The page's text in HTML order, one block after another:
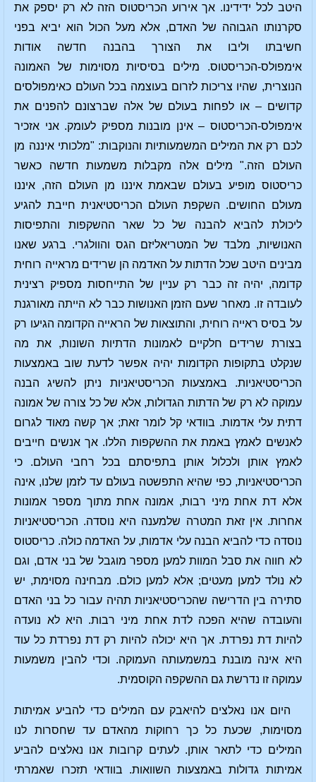
היטב לכל ידידינו. אך אירוע הכריסטוס הזה לא רק יספק את
סקרנותו הגבוהה של האדם, אלא מעל הכול הוא יביא בפני
חשיבתו וליבו את הצורך בהבנה חדשה אודות
אימפולס-הכריסטוס. מילים בסיסיות מסוימות של האמונה
הנוצרית, שהיו צריכות לזרום בעוצמה בכל העולם כאימפולסים
קדושים – או לפחות בעולם של אלה שברצונם להפנים את
אימפולס-הכריסטוס – אינן מובנות מספיק לעומק. אני אזכיר
לכם רק את המילים המשמעותיות והנוקבות: "מלכותי איננה מן
העולם הזה." מילים אלה מקבלות משמעות חדשה כאשר
כריסטוס מופיע בעולם שבאמת איננו מן העולם הזה, איננו
מעולם החושים. השקפת העולם הכריסטיאנית חייבת להגיע
ליכולת להביא להבנה של כל שאר ההשקפות והתפיסות
האנושיות, מלבד של המטריאליזם הגס והוולגרי. ברגע שאנו
מבינים היטב שכל הדתות על האדמה הן שרידים מראייה רוחית
קדומה, יהיה זה כבר רק עניין של התייחסות מספיק רצינית
לעובדה זו. מאחר שעם הזמן האנושות כבר לא הייתה מאורגנת
על בסיס ראייה רוחית, והתוצאות של הראייה הקדומה הגיעו רק
בצורת שרידים חלקיים לאמונות הדתיות השונות, את מה
שנקלט בתקופות הקדומות יהיה אפשר לדעת שוב באמצעות
הכריסטיאניות. באמצעות הכריסטיאניות ניתן להשיג הבנה
עמוקה לא רק של הדתות הגדולות, אלא של כל צורה של אמונה
דתית עלי אדמות. בוודאי קל לומר זאת; אך קשה מאוד לגרום
לאנשים לאמץ באמת את ההשקפות הללו. אך אנשים חייבים
לאמץ אותן ולכלול אותן בתפיסתם בכל רחבי העולם. כי
הכריסטיאניות, כפי שהיא התפשטה בעולם עד לזמן שלנו, אינה
אלא דת אחת מיני רבות, אמונה אחת מתוך מספר אמונות
אחרות. אין זאת המטרה שלמענה היא נוסדה. הכריסטיאניות
נוסדה כדי להביא הבנה עלי אדמות, על האדמה כולה. כריסטוס
לא חווה את סבל המוות למען מספר מוגבל של בני אדם, וגם
לא נולד למען מעטים; אלא למען כולם. מבחינה מסוימת, יש
סתירה בין הדרישה שהכריסטיאניות תהיה עבור כל בני האדם
והעובדה שהיא הפכה לדת אחת מיני רבות. היא לא נועדה
להיות דת נפרדת. אך היא יכולה להיות רק דת נפרדת כל עוד
היא אינה מובנת במשמעותה העמוקה. וכדי להבין משמעות
עמוקה זו נדרשת גם ההשקפה הקוסמית.
היום אנו נאלצים להיאבק עם המילים כדי להביע אמיתות
מסוימות, שכעת כל כך רחוקות מהאדם עד שחסרות לנו
המילים כדי לתאר אותן. לעתים קרובות אנו נאלצים להביע
אמיתות גדולות באמצעות השוואות. בוודאי תזכרו שאמרתי